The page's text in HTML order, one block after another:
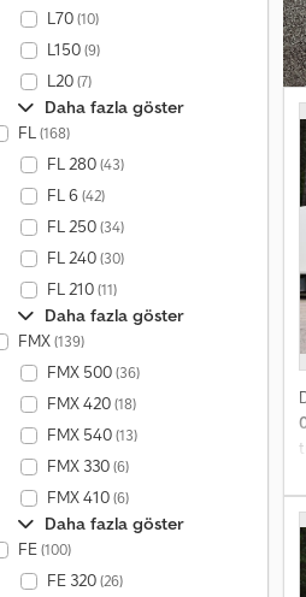
L70(10)
L150(9)
L20(7)
Daha fazla göster
FL(168)
FL 280(43)
FL 6(42)
FL 250(34)
FL 240(30)
FL 210(11)
Daha fazla göster
FMX(139)
FMX 500(36)
FMX 420(18)
FMX 540(13)
FMX 330(6)
FMX 410(6)
Daha fazla göster
FE(100)
FE 320(26)